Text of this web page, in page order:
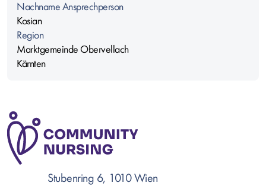
Nachname Ansprechperson
Kosian
Region
Marktgemeinde Obervellach
Kärnten
Stubenring 6, 1010 Wien